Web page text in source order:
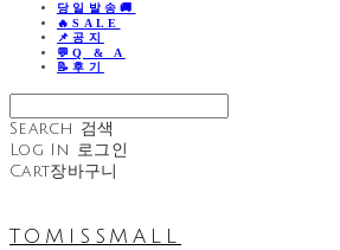
당일발송🚚
🔥SALE
📌공지
💬Q & A
📝후기
Search 검색
Log In 로그인
Cart장바구니
TOMISSMALL